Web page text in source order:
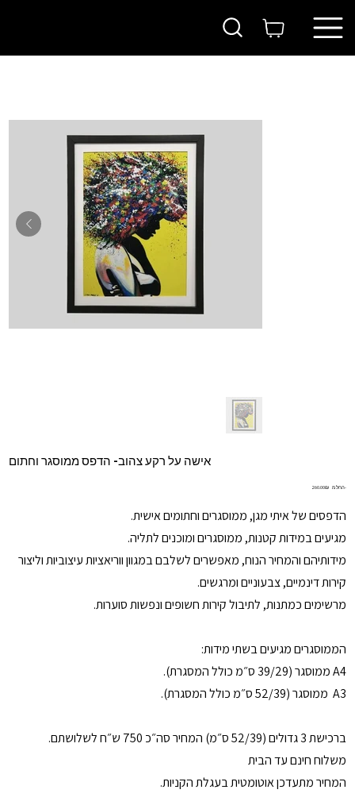
בית > אישה על רקע צהוב- הדפס ממוסגר וחתום
אישה על רקע צהוב- הדפס ממוסגר וחתום
החל מ- מחיר‏260.00 ‏₪
הדפסים של איתי מגן, ממוסגרים וחתומים אישית.
מגיעים במידות קטנות, ממוסגרים ומוכנים לתליה.
מידותיהם והמחיר הנוח, מאפשרים לשלבם במגוון ווריאציות עיצוביות וליצור
קירות דינמיים, צבעוניים ומרגשים.
מרשימים כמתנות, לתיבול קירות חשופים ונפשות סוערות.
הממוסגרים מגיעים בשתי מידות:
A4 ממוסגר (39/29 ס״מ כולל המסגרת).
A3 ממוסגר (52/39 ס״מ כולל המסגרת).
ברכישת 3 גדולים (52/39 ס״מ) המחיר סה״כ 750 ש״ח לשלושתם.
משלוח חינם עד הבית
המחיר מתעדכן אוטומטית בעגלת הקניות.